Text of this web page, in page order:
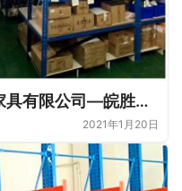
悬臂货架,角钢货架,上海某家具有限公司—皖胜仓储
2021年1月20日